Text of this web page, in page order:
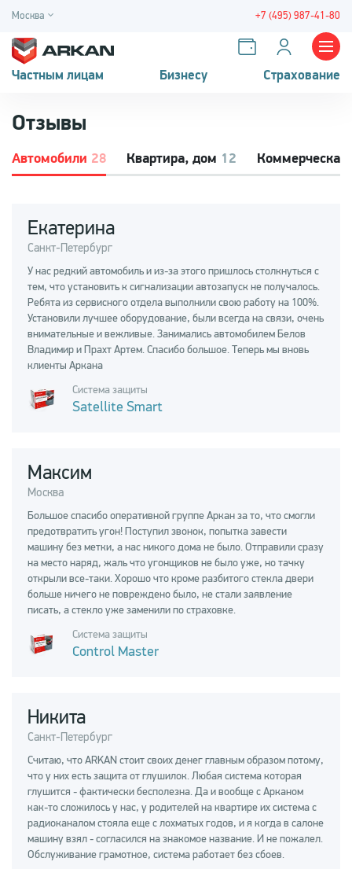
Москва +7 (495) 987-41-80
Частным лицам Бизнесу Страхование
Отзывы
Автомобили 28 Квартира, дом 12
Екатерина
Санкт-Петербург
У нас редкий автомобиль и из-за этого пришлось столкнуться с
тем, что установить к сигнализации автозапуск не получалось.
Ребята из сервисного отдела выполнили свою работу на 100%.
Установили лучшее оборудование, были всегда на связи, очень
внимательные и вежливые. Занимались автомобилем Белов
Владимир и Прахт Артем. Спасибо большое. Теперь мы вновь
клиенты Аркана
Система защиты
Satellite Smart
Максим
Москва
Большое спасибо оперативной группе Аркан за то, что смогли
предотвратить угон! Поступил звонок, попытка завести
машину без метки, а нас никого дома не было. Отправили сразу
на место наряд, жаль что угонщиков не было уже, но тачку
открыли все-таки. Хорошо что кроме разбитого стекла двери
больше ничего не повреждено было, не стали заявление
писать, а стекло уже заменили по страховке.
Система защиты
Control Master
Никита
Санкт-Петербург
Считаю, что ARKAN стоит своих денег главным образом потому,
что у них есть защита от глушилок. Любая система которая
глушится - фактически бесполезна. Да и вообще с Арканом
как-то сложилось у нас, у родителей на квартире их система с
радиоканалом стояла еще с лохматых годов, и я когда в салоне
машину взял - согласился на знакомое название. И не пожалел.
Обслуживание грамотное, система работает без сбоев.